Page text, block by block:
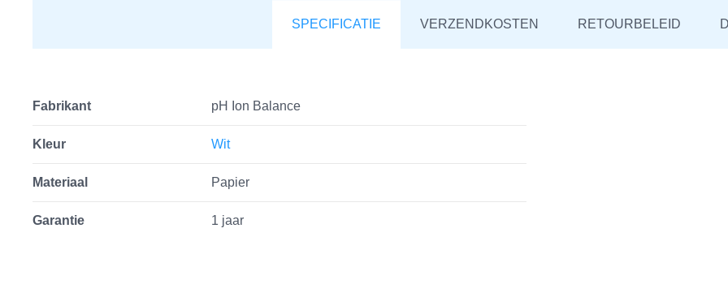
SPECIFICATIE VERZENDKOSTEN RETOURBELEID
Fabrikant pH Ion Balance
Kleur Wit
Materiaal Papier
Garantie 1 jaar